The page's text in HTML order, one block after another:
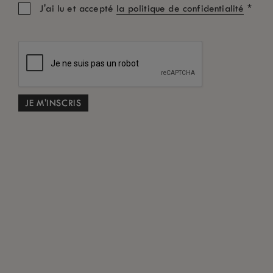
Nous sommes sûrs que vous aimerez trouver, de temps à autre dans
votre boîte de réception, des nouvelles de LUX
J'ai lu et accepté la politique de confidentialité *